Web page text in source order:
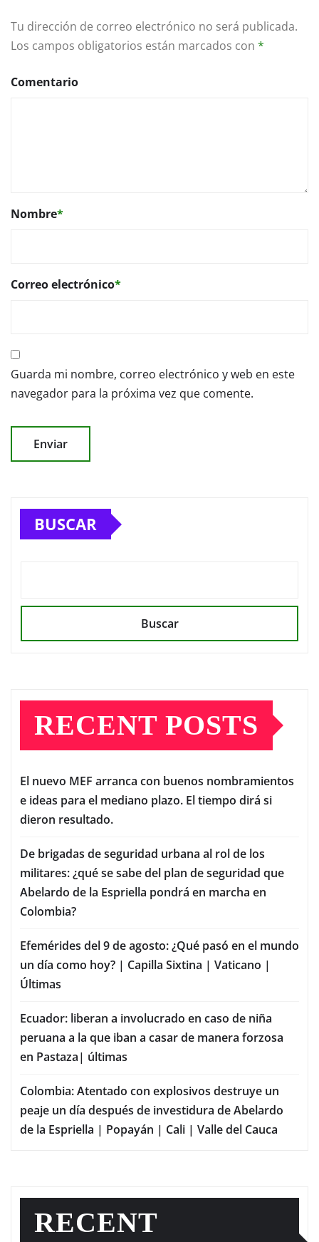
Tu dirección de correo electrónico no será publicada.
Los campos obligatorios están marcados con *
Comentario
Nombre*
Correo electrónico*
Guarda mi nombre, correo electrónico y web en este
navegador para la próxima vez que comente.
BUSCAR
Buscar
RECENT POSTS
El nuevo MEF arranca con buenos nombramientos
e ideas para el mediano plazo. El tiempo dirá si
dieron resultado.
De brigadas de seguridad urbana al rol de los
militares: ¿qué se sabe del plan de seguridad que
Abelardo de la Espriella pondrá en marcha en
Colombia?
Efemérides del 9 de agosto: ¿Qué pasó en el mundo
un día como hoy? | Capilla Sixtina | Vaticano |
Últimas
Ecuador: liberan a involucrado en caso de niña
peruana a la que iban a casar de manera forzosa
en Pastaza| últimas
Colombia: Atentado con explosivos destruye un
peaje un día después de investidura de Abelardo
de la Espriella | Popayán | Cali | Valle del Cauca
RECENT